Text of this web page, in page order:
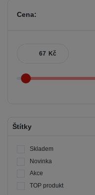
Cena:
Kč
Štítky
Skladem
Novinka
Akce
TOP produkt